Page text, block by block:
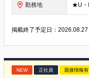
勤務地
掲載終了予定日：2026.08.27
NEW 正社員 面接情報有